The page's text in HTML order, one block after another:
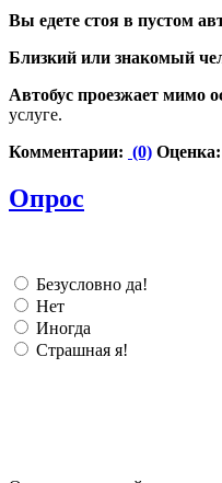
Вы едете стоя в пустом
Близкий или знакомый
Автобус проезжает мимо
услуге.
Комментарии: (0) Оценка:
Опрос
Безусловно да!
Нет
Иногда
Страшная я!